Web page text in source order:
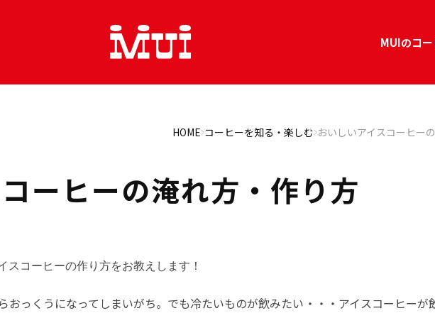
MUIのコ
HOME コーヒーを知る・楽しむ おいしいアイスコーヒー
ーヒーの淹れ方・作り方
スコーヒーの作り方をお教えします！
おっくうになってしまいがち。でも冷たいものが飲みたい・・・アイスコーヒーが